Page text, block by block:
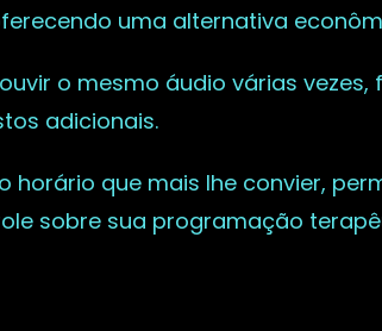
uma alternativa
o mesmo áudio várias vezes,
adicionais.
horário que mais lhe convier,
sobre sua programação